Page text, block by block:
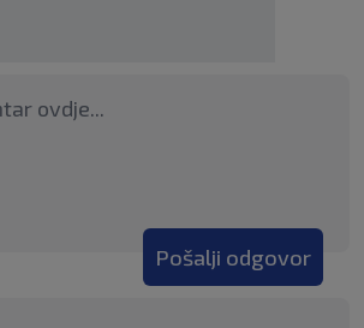
Pošalji odgovor